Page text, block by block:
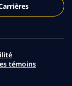
témoins